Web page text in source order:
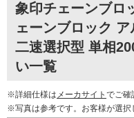
象印チェーンブロ
ェーンブロック
二速選択型 単相
い一覧
※詳細仕様は メーカサイト でご確
※写真は参考です。お客様が選択